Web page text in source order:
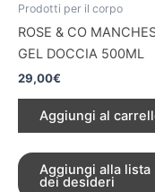
Prodotti per il corpo
ROSE & CO
GEL DOCCIA 500ML
29,00€
Aggiungi al
Aggiungi alla lista
dei desideri